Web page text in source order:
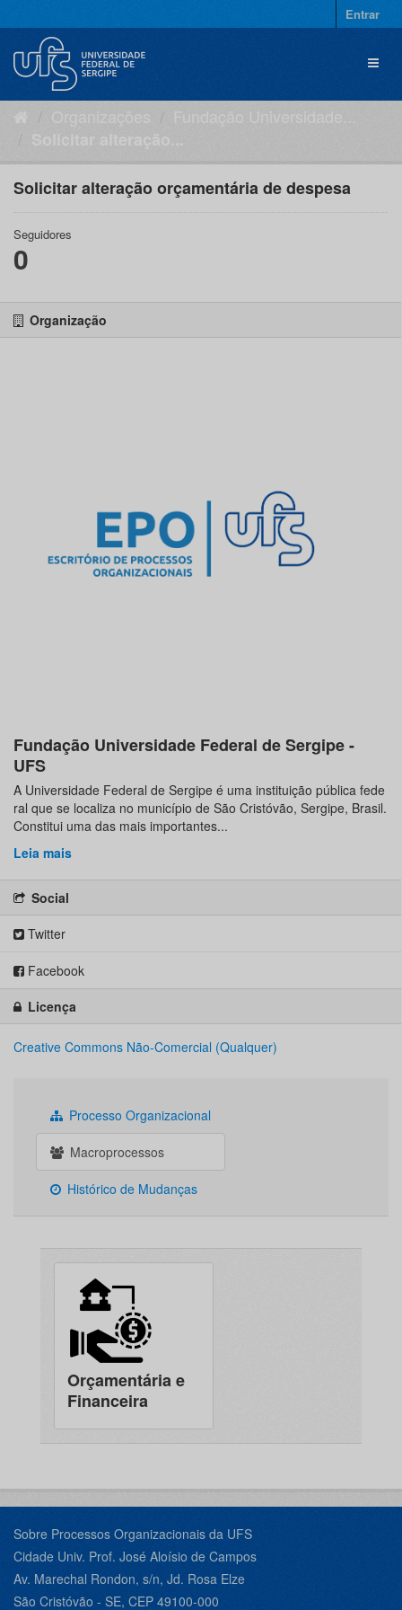
para
conteúdo
Entrar
Solicitar alteração orçamentária de despesa
Seguidores
0
Organização
Fundação Universidade Federal de Sergipe -
UFS
A Universidade Federal de Sergipe é uma instituição pública fede
ral que se localiza no município de São Cristóvão, Sergipe, Brasil.
Constitui uma das mais importantes...
Leia mais
Social
Twitter
Facebook
Licença
Creative Commons Não-Comercial (Qualquer)
Processo Organizacional
Macroprocessos
Histórico de Mudanças
Orçamentária e
Financeira
Sobre Processos Organizacionais da UFS
Cidade Univ. Prof. José Aloísio de Campos
Av. Marechal Rondon, s/n, Jd. Rosa Elze
São Cristóvão - SE, CEP 49100-000